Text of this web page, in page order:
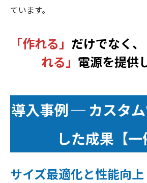
ています。
「作れる」 だけでなく、
れる」 電源を提供
導入事例 ─ カスタ
した成果【一
サイズ最適化と性能向上